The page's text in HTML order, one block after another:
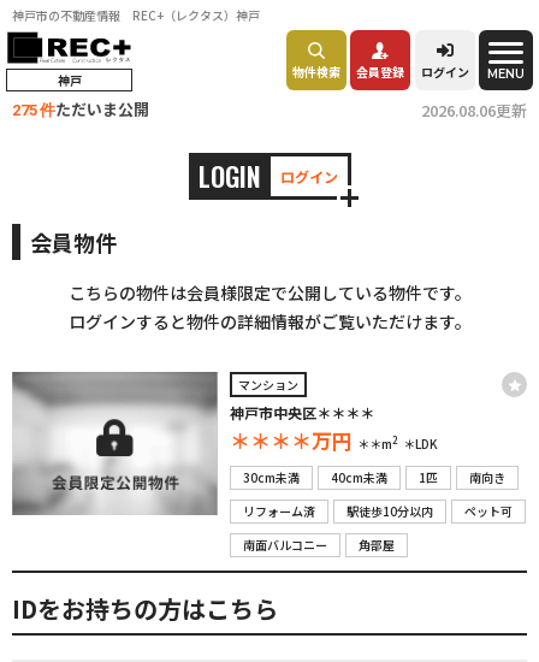
神戸市の不動産情報 REC+（レクタス）神戸
神戸 物件検索 会員登録 ログイン MENU
275 件ただいま公開 2026.08.06更新
LOGIN ログイン
会員物件
こちらの物件は会員様限定で公開している物件です。
ログインすると物件の詳細情報がご覧いただけます。
マンション
神戸市中央区＊＊＊＊
＊＊＊＊万円 ＊＊m2 ＊LDK
30cm未満
40cm未満 1匹
南向き
リフォーム済
駅徒歩10分以内
ペット可
南面バルコニー
角部屋
IDをお持ちの方はこちら